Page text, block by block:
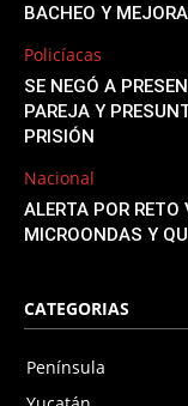
BACHEO Y
Policíacas
SE NEGÓ A
PAREJA Y
PRISIÓN
Nacional
ALERTA POR
MICROONDAS Y
CATEGORIAS
Península